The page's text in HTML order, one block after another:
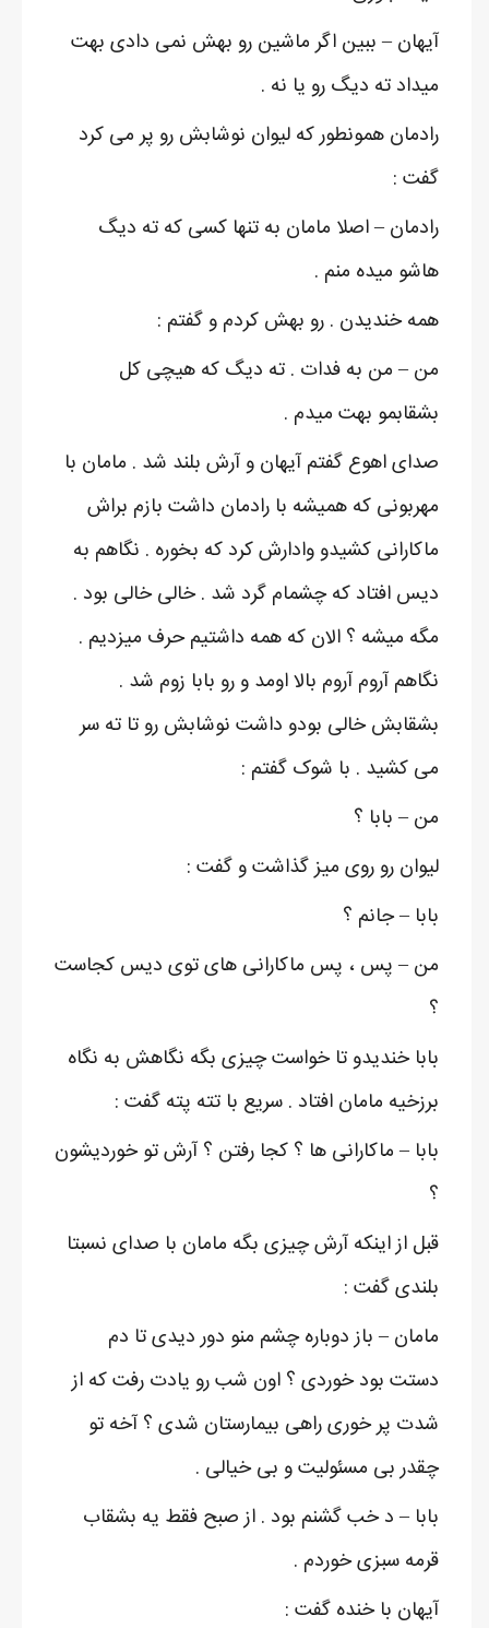
آیهان – ببین اگر ماشین رو بهش نمی دادی بهت
میداد ته دیگ رو یا نه .
رادمان همونطور که لیوان نوشابش رو پر می کرد
گفت :
رادمان – اصلا مامان به تنها کسی که ته دیگ
هاشو میده منم .
همه خندیدن . رو بهش کردم و گفتم :
من – من به فدات . ته دیگ که هیچی کل
بشقابمو بهت میدم .
صدای اهوع گفتم آیهان و آرش بلند شد . مامان با
مهربونی که همیشه با رادمان داشت بازم براش
ماکارانی کشیدو وادارش کرد که بخوره . نگاهم به
دیس افتاد که چشمام گرد شد . خالی خالی بود .
مگه میشه ؟ الان که همه داشتیم حرف میزدیم .
نگاهم آروم آروم بالا اومد و رو بابا زوم شد .
بشقابش خالی بودو داشت نوشابش رو تا ته سر
می کشید . با شوک گفتم :
من – بابا ؟
لیوان رو روی میز گذاشت و گفت :
بابا – جانم ؟
من – پس ، پس ماکارانی های توی دیس کجاست
؟
بابا خندیدو تا خواست چیزی بگه نگاهش به نگاه
برزخیه مامان افتاد . سریع با تته پته گفت :
بابا – ماکارانی ها ؟ کجا رفتن ؟ آرش تو خوردیشون
؟
قبل از اینکه آرش چیزی بگه مامان با صدای نسبتا
بلندی گفت :
مامان – باز دوباره چشم منو دور دیدی تا دم
دستت بود خوردی ؟ اون شب رو یادت رفت که از
شدت پر خوری راهی بیمارستان شدی ؟ آخه تو
چقدر بی مسئولیت و بی خیالی .
بابا – د خب گشنم بود . از صبح فقط یه بشقاب
قرمه سبزی خوردم .
آیهان با خنده گفت :